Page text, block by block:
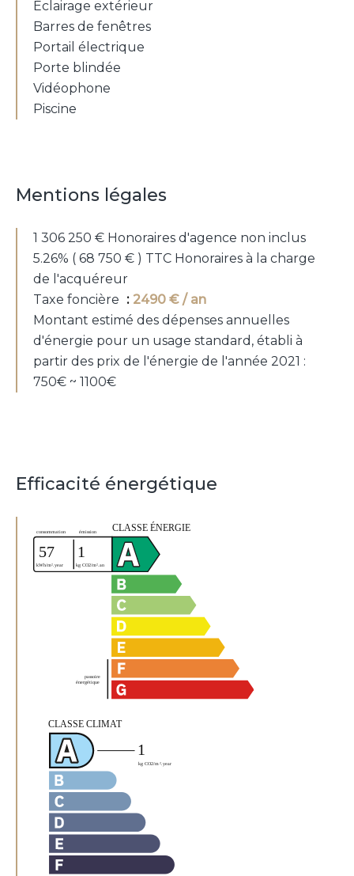
Éclairage extérieur
Barres de fenêtres
Portail électrique
Porte blindée
Vidéophone
Piscine
Mentions légales
1 306 250 € Honoraires d'agence non inclus
5.26% ( 68 750 € ) TTC Honoraires à la charge
de l'acquéreur
Taxe foncière
2490 € / an
Montant estimé des dépenses annuelles
d'énergie pour un usage standard, établi à
partir des prix de l'énergie de l'année 2021 :
750€ ~ 1100€
Efficacité énergétique